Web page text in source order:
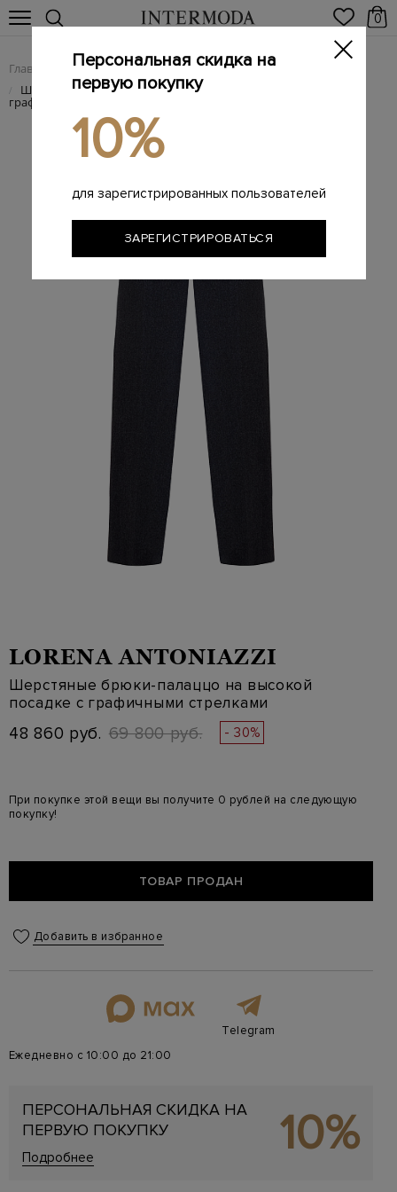
0
Главная Женщинам / Женская одежда / Женские брюки
/ Шерстяные брюки-палаццо на высокой посадке с
графичными стрелками
LORENA ANTONIAZZI
Шерстяные брюки-палаццо на высокой
посадке с графичными стрелками
48 860 руб. 69 800 руб. - 30%
При покупке этой вещи вы получите 0 рублей на следующую
покупку!
ТОВАР ПРОДАН
Добавить в избранное
Telegram
Ежедневно с 10:00 до 21:00
ПЕРСОНАЛЬНАЯ СКИДКА НА
ПЕРВУЮ ПОКУПКУ
Подробнее 10%
Персональная скидка на
первую покупку
10%
для зарегистрированных пользователей
ЗАРЕГИСТРИРОВАТЬСЯ